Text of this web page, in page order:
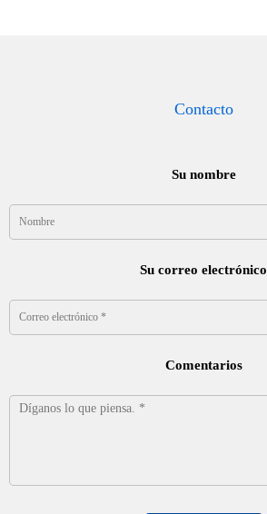
Contacto
Su nombre
Su correo electrónico
Comentarios